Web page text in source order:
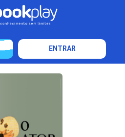
ENTRAR